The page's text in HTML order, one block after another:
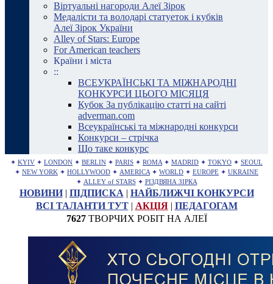
Віртуальні нагороди Алеї Зірок
Медалісти та володарі статуеток і кубків
Алеї Зірок України
Alley of Stars: Europe
For American teachers
Країни і міста
::
ВСЕУКРАЇНСЬКІ ТА МІЖНАРОДНІ
КОНКУРСИ ЦЬОГО МІСЯЦЯ
Кубок За публікацію статті на сайті
adverman.com
Всеукраїнські та міжнародні конкурси
Конкурси – стрічка
Що таке конкурс
✦ KYIV ✦ LONDON ✦ BERLIN ✦ PARIS ✦ ROMA ✦ MADRID ✦ TOKYO ✦ SEOUL
✦ NEW YORK ✦ HOLLYWOOD ✦ AMERICA ✦ WORLD ✦ EUROPE ✦ UKRAINE
✦ ALLEY of STARS ✦ РІЗДВЯНА ЗІРКА
НОВИНИ| ПІДПИСКА | НАЙБЛИЖЧІ КОНКУРСИ
ВСІ ТАЛАНТИ ТУТ| АКЦІЯ| ПЕДАГОГАМ
7627ТВОРЧИХ РОБІТ НА АЛЕЇ